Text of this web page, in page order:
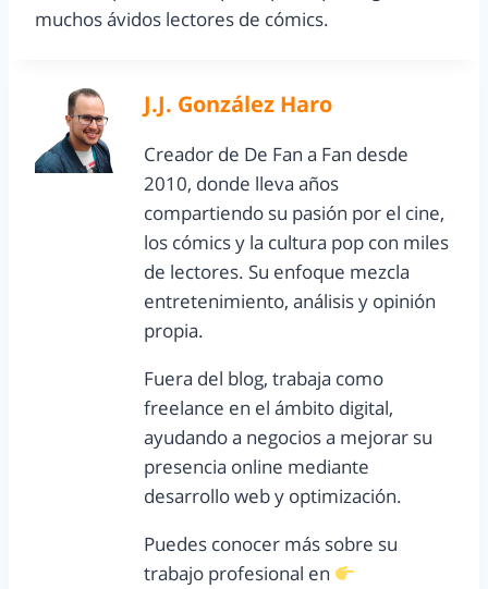
muchos ávidos lectores de cómics.
J.J. González Haro
Creador de De Fan a Fan desde
2010, donde lleva años
compartiendo su pasión por el cine,
los cómics y la cultura pop con miles
de lectores. Su enfoque mezcla
entretenimiento, análisis y opinión
propia.
Fuera del blog, trabaja como
freelance en el ámbito digital,
ayudando a negocios a mejorar su
presencia online mediante
desarrollo web y optimización.
Puedes conocer más sobre su
trabajo profesional en